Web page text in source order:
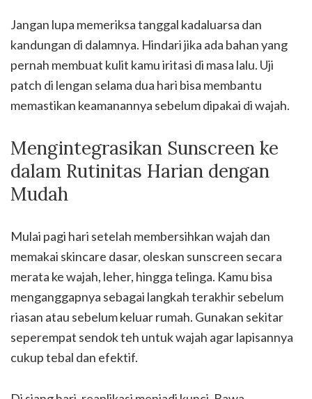
Jangan lupa memeriksa tanggal kadaluarsa dan
kandungan di dalamnya. Hindari jika ada bahan yang
pernah membuat kulit kamu iritasi di masa lalu. Uji
patch di lengan selama dua hari bisa membantu
memastikan keamanannya sebelum dipakai di wajah.
Mengintegrasikan Sunscreen ke
dalam Rutinitas Harian dengan
Mudah
Mulai pagi hari setelah membersihkan wajah dan
memakai skincare dasar, oleskan sunscreen secara
merata ke wajah, leher, hingga telinga. Kamu bisa
menganggapnya sebagai langkah terakhir sebelum
riasan atau sebelum keluar rumah. Gunakan sekitar
seperempat sendok teh untuk wajah agar lapisannya
cukup tebal dan efektif.